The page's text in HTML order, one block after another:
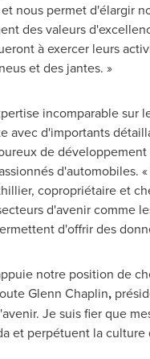
nous permet d'élargir
des valeurs
à exercer leurs
et des jantes. »
incomparable sur
avec d'importants
de
d'automobiles.
copropriétaire et
d'avenir comme
d'offrir des
notre position de
Glenn Chaplin,
Je suis fier que
et perpétuent la culture